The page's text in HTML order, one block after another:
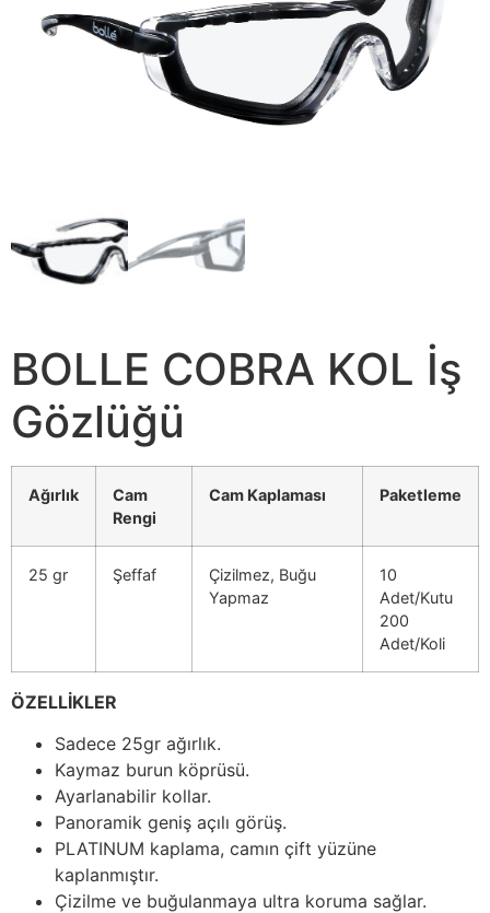
BOLLE COBRA KOL İş
Gözlüğü
Ağırlık
Cam
Rengi
Cam Kaplaması Paketleme
25 gr Şeffaf
Çizilmez, Buğu
Yapmaz
10
Adet/Kutu
200
Adet/Koli
ÖZELLİKLER
Sadece 25gr ağırlık.
Kaymaz burun köprüsü.
Ayarlanabilir kollar.
Panoramik geniş açılı görüş.
PLATINUM kaplama, camın çift yüzüne
kaplanmıştır.
Çizilme ve buğulanmaya ultra koruma sağlar.